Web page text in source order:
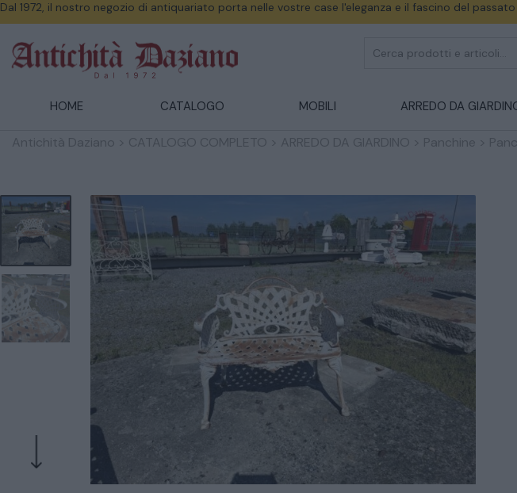
Dal 1972, il nostro negozio di antiquariato porta nelle vostre case l'eleganza e il fascino del passato
HOME CATALOGO MOBILI ARREDO DA
Antichità Daziano CATALOGO COMPLETO ARREDO DA GIARDINO Panchine